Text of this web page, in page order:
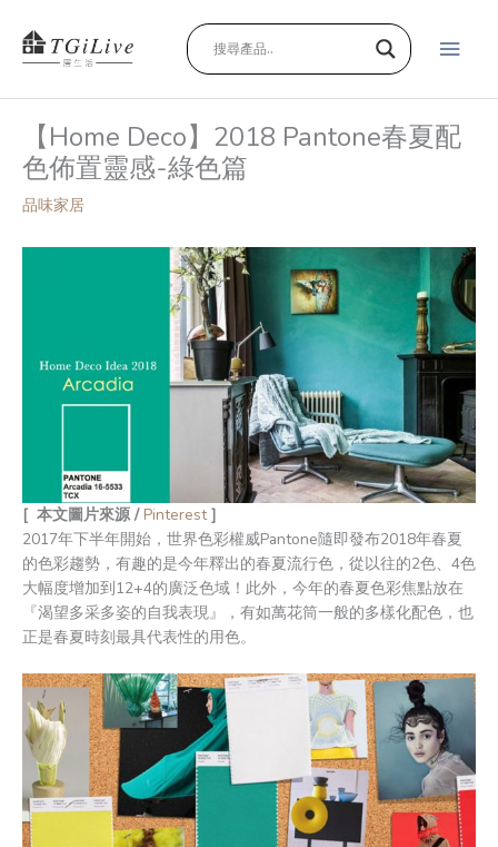
主
選
【Home Deco】2018 Pantone春夏配
色佈置靈感-綠色篇
品味家居
[ 本文圖片來源 /Pinterest]
2017年下半年開始，世界色彩權威Pantone隨即發布2018年春夏
的色彩趨勢，有趣的是今年釋出的春夏流行色，從以往的2色、4色
大幅度增加到12+4的廣泛色域！此外，今年的春夏色彩焦點放在
『渴望多采多姿的自我表現』，有如萬花筒一般的多樣化配色，也
正是春夏時刻最具代表性的用色。